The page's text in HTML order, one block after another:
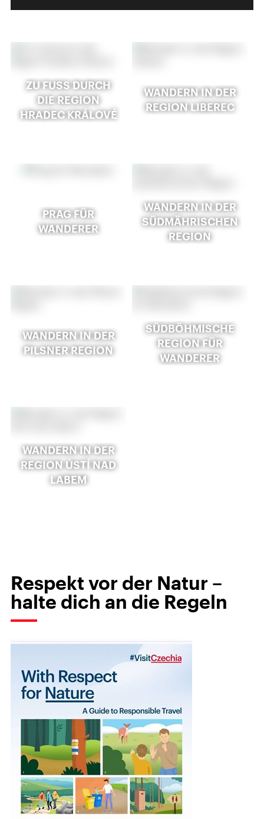
ZU FUSS DURCH D
IE REGION H
RADEC KRÁLOVÉ
WANDERN IN DER
REGION LIBEREC
PRAG FÜR
WANDERER
WANDERN IN DER
SÜDMÄHRISCHEN
REGION
WANDERN IN DER
PILSNER REGION
SÜDBÖHMISCHE
REGION FÜR
WANDERER
WANDERN IN DER
REGION ÚSTÍ NAD
LABEM
Respekt vor der Natur –
halte dich an die Regeln